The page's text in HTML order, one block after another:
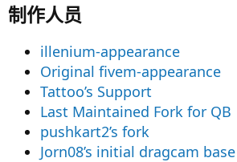
制作人员​
illenium-appearance
Original fivem-appearance
Tattoo’s Support
Last Maintained Fork for QB
pushkart2’s fork
Jorn08’s initial dragcam base